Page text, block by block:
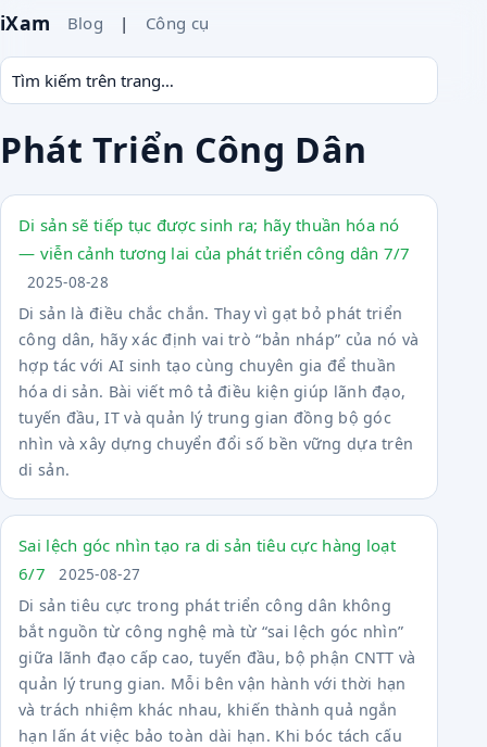
iXam Blog | Công cụ
Phát Triển Công Dân
Di sản sẽ tiếp tục được sinh ra; hãy thuần hóa nó
— viễn cảnh tương lai của phát triển công dân 7/7
2025-08-28
Di sản là điều chắc chắn. Thay vì gạt bỏ phát triển
công dân, hãy xác định vai trò “bản nháp” của nó và
hợp tác với AI sinh tạo cùng chuyên gia để thuần
hóa di sản. Bài viết mô tả điều kiện giúp lãnh đạo,
tuyến đầu, IT và quản lý trung gian đồng bộ góc
nhìn và xây dựng chuyển đổi số bền vững dựa trên
di sản.
Sai lệch góc nhìn tạo ra di sản tiêu cực hàng loạt
6/7
2025-08-27
Di sản tiêu cực trong phát triển công dân không
bắt nguồn từ công nghệ mà từ “sai lệch góc nhìn”
giữa lãnh đạo cấp cao, tuyến đầu, bộ phận CNTT và
quản lý trung gian. Mỗi bên vận hành với thời hạn
và trách nhiệm khác nhau, khiến thành quả ngắn
hạn lấn át việc bảo toàn dài hạn. Khi bóc tách cấu